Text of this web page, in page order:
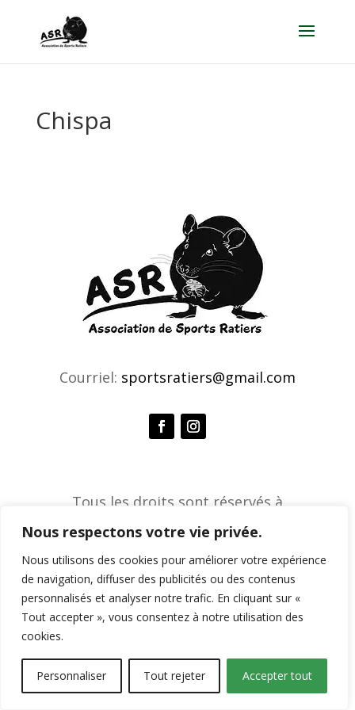
Nous respectons votre vie privée.
Nous utilisons des cookies pour améliorer votre expérience
de navigation, diffuser des publicités ou des contenus
personnalisés et analyser notre trafic. En cliquant sur «
Tout accepter », vous consentez à notre utilisation des
cookies.
Personnaliser Tout rejeter Accepter tout
Chispa
Courriel: sportsratiers@gmail.com
Tous les droits sont réservés à
Agence créative Constella